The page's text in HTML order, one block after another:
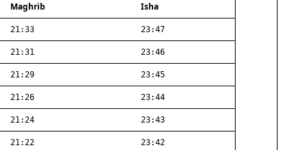
Maghrib
Isha
21:33 23:47
21:31 23:46
21:29 23:45
21:26 23:44
21:24 23:43
21:22 23:42